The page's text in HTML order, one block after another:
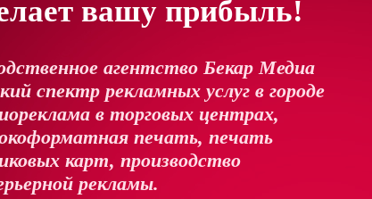
вашу прибыль!
агентство Бекар Медиа
спектр рекламных услуг в городе
в торговых центрах,
печать, печать
карт, производство
рекламы.